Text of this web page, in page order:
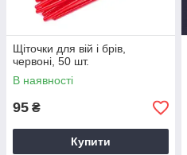
Щіточки для вій і брів,
червоні, 50 шт.
В наявності
95 ₴
Купити